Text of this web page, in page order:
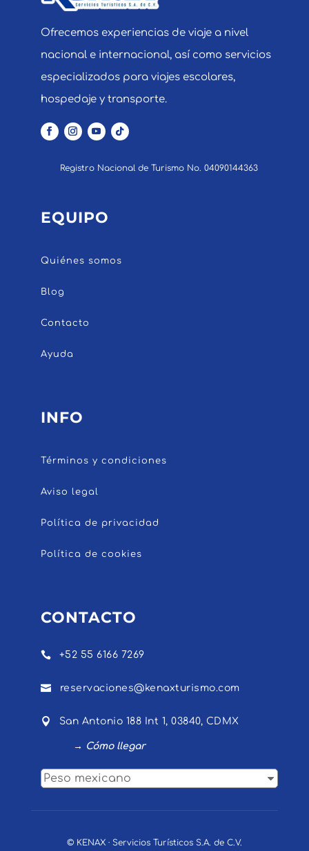
Ofrecemos experiencias de viaje a nivel
nacional e internacional, así como servicios
especializados para viajes escolares,
hospedaje y transporte.
Registro Nacional de Turismo No. 04090144363
EQUIPO
Quiénes somos
Blog
Contacto
Ayuda
INFO
Términos y condiciones
Aviso legal
Política de privacidad
Política de cookies
CONTACTO
 +52 55 6166 7269
 reservaciones@kenaxturismo.com
 San Antonio 188 Int 1, 03840, CDMX
→ Cómo llegar
Peso mexicano
© KENAX · Servicios Turísticos S.A. de C.V.